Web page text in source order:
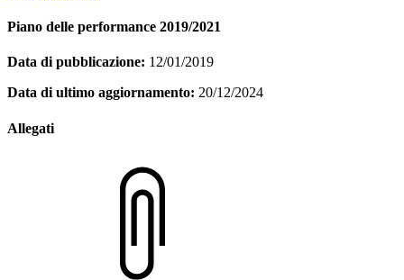
Piano delle performance 2019/2021
Data di pubblicazione: 12/01/2019
Data di ultimo aggiornamento: 20/12/2024
Allegati